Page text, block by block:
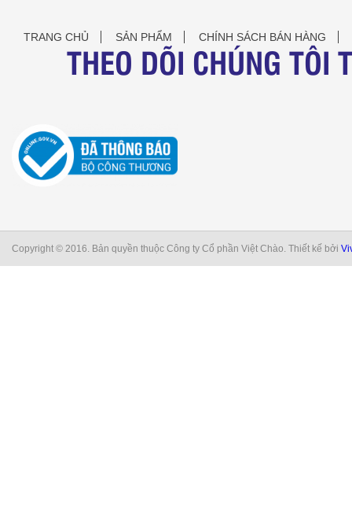
TRANG CHỦ SẢN PHẨM CHÍNH SÁCH BÁN HÀNG
THEO DÕI CHÚNG TÔI
Copyright © 2016. Bản quyền thuộc Công ty Cổ phần Việt Chào. Thiết kế bởi